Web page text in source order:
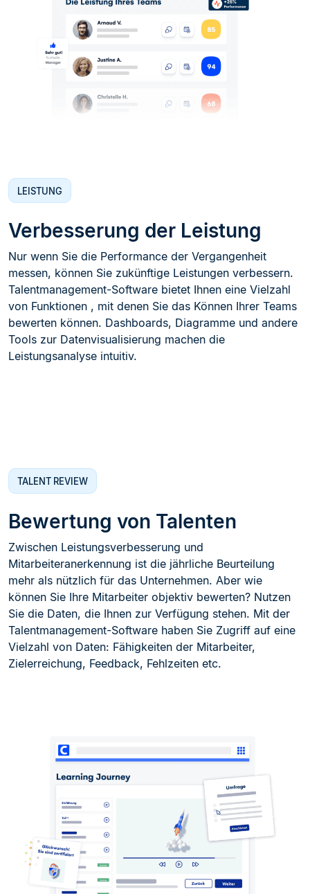
LEISTUNG
Verbesserung der Leistung
Nur wenn Sie die Performance der Vergangenheit
messen, können Sie zukünftige Leistungen verbessern.
Talentmanagement-Software bietet Ihnen eine Vielzahl
von Funktionen , mit denen Sie das Können Ihrer Teams
bewerten können. Dashboards, Diagramme und andere
Tools zur Datenvisualisierung machen die
Leistungsanalyse intuitiv.
TALENT REVIEW
Bewertung von Talenten
Zwischen Leistungsverbesserung und
Mitarbeiteranerkennung ist die jährliche Beurteilung
mehr als nützlich für das Unternehmen. Aber wie
können Sie Ihre Mitarbeiter objektiv bewerten? Nutzen
Sie die Daten, die Ihnen zur Verfügung stehen. Mit der
Talentmanagement-Software haben Sie Zugriff auf eine
Vielzahl von Daten: Fähigkeiten der Mitarbeiter,
Zielerreichung, Feedback, Fehlzeiten etc.